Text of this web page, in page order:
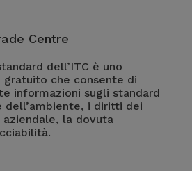
Centre
dell’ITC è uno
che consente di
informazioni sugli standard
dell’ambiente, i diritti dei
aziendale, la dovuta